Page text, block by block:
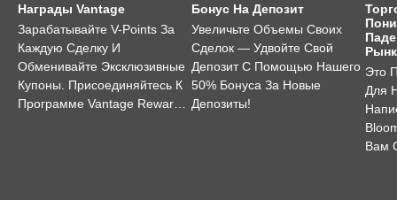
Награды Vantage
Зарабатывайте V-Points За
Каждую Сделку И
Обменивайте Эксклюзивные
Купоны. Присоединяйтесь К
Программе Vantage Rewards
Бонус На Депозит
Увеличьте Объемы Своих
Сделок — Удвойте Свой
Депозит С Помощью Нашего
50% Бонуса За Новые
Депозиты!
Это
Для
Вам